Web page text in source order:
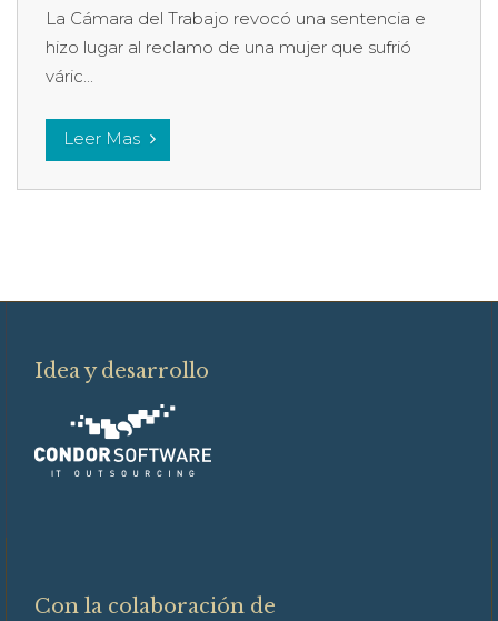
La Cámara del Trabajo revocó una sentencia e
hizo lugar al reclamo de una mujer que sufrió
váric...
Leer Mas
Idea y desarrollo
Con la colaboración de